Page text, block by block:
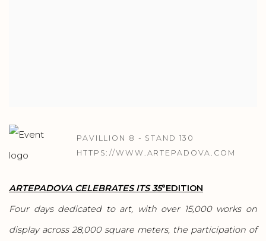
PAVILLION 8 - STAND 130
HTTPS://WWW.ARTEPADOVA.COM
ARTEPADOVA CELEBRATES ITS 35°EDITION
Four days dedicated to art, with over 15,000 works on
display across 28,000 square meters, the participation of